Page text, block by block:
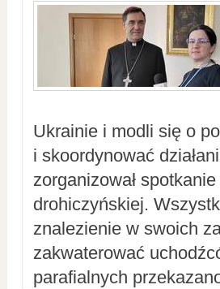
Ukrainie i modli się o
i skoordynować
zorganizował
drohiczyńskiej.
znalezienie w swoich
zakwaterować
parafialnych